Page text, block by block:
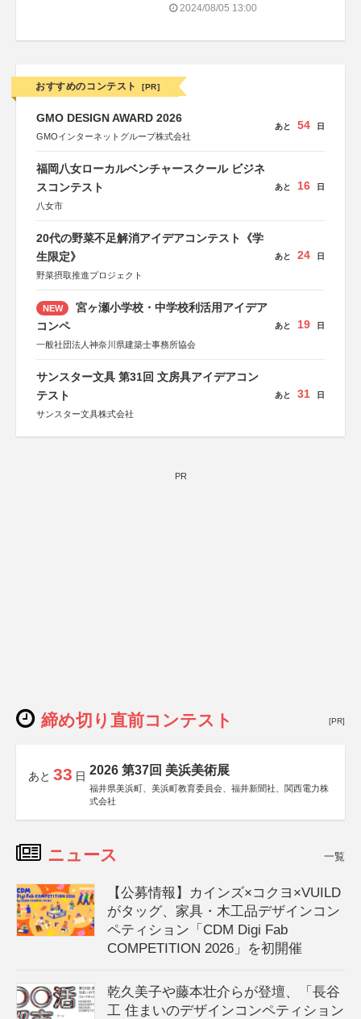
2024/08/05 13:00
おすすめのコンテスト [PR]
GMO DESIGN AWARD 2026
GMOインターネットグループ株式会社
あと 54 日
福岡八女ローカルベンチャースクール ビジネ
スコンテスト
八女市
あと 16 日
20代の野菜不足解消アイデアコンテスト《学
生限定》
野菜摂取推進プロジェクト
あと 24 日
NEW
宮ヶ瀬小学校・中学校利活用アイデア
コンペ
一般社団法人神奈川県建築士事務所協会
あと 19 日
サンスター文具 第31回 文房具アイデアコン
テスト
サンスター文具株式会社
あと 31 日
PR
締め切り直前コンテスト [PR]
あと 33 日 2026 第37回 美浜美術展
福井県美浜町、美浜町教育委員会、福井新聞社、関西電力株
式会社
ニュース 一覧
【公募情報】カインズ×コクヨ×VUILD
がタッグ、家具・木工品デザインコン
ペティション「CDM Digi Fab
COMPETITION 2026」を初開催
乾久美子や藤本壮介らが登壇、「長谷
工 住まいのデザインコンペティション